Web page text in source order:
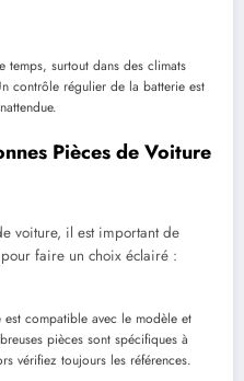
temps, surtout dans des climats
contrôle régulier de la batterie est
Pièces de Voiture
voiture, il est important de
faire un choix éclairé :
compatible avec le modèle et
pièces sont spécifiques à
vérifiez toujours les références.